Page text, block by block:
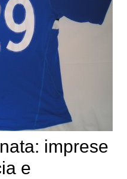
imprese
e